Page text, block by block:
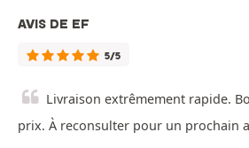
AVIS DE EF
5/5
Livraison extrêmement rapide.
prix. À reconsulter pour un prochain